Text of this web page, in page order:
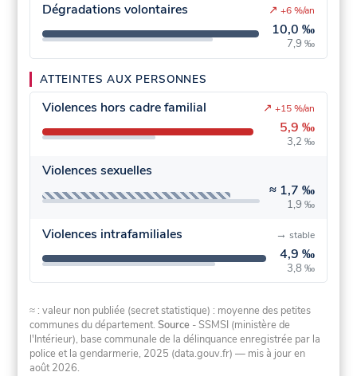
Dégradations volontaires
10,0 ‰
7,9 ‰
↗ +6 %/an
ATTEINTES AUX PERSONNES
Violences hors cadre familial
5,9 ‰
3,2 ‰
↗ +15 %/an
Violences sexuelles
≈ 1,7 ‰
1,9 ‰
Violences intrafamiliales
4,9 ‰
3,8 ‰
→ stable
≈ : valeur non publiée (secret statistique) : moyenne des petites
communes du département.Source - SSMSI (ministère de
l'Intérieur), base communale de la délinquance enregistrée par la
police et la gendarmerie, 2025 (data.gouv.fr) — mis à jour en
août 2026.